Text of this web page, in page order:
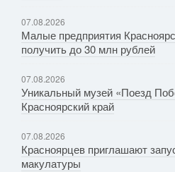
07.08.2026
Малые предприятия
получить до 30 млн рублей
07.08.2026
Уникальный музей «Поезд
Красноярский край
07.08.2026
Красноярцев приглашают
макулатуры